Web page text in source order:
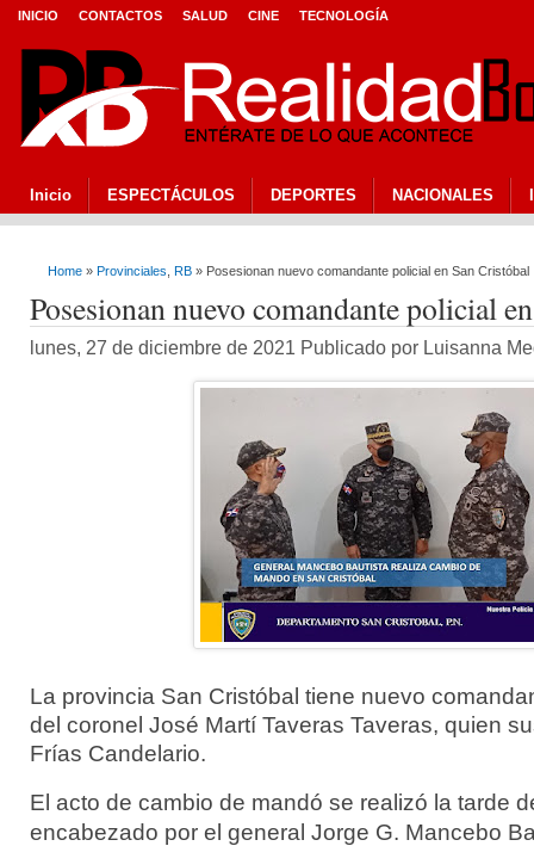
INICIO CONTACTOS SALUD CINE TECNOLOGÍA
Inicio ESPECTÁCULOS DEPORTES NACIONALES
Home » Provinciales RB » Posesionan nuevo comandante policial en San Cristóbal
Posesionan nuevo comandante policial
lunes, 27 de diciembre de 2021 Publicado por Luisanna
La provincia San Cristóbal tiene nuevo
del coronel José Martí Taveras Taveras, quien
Frías Candelario.
El acto de cambio de mandó se realizó la tarde
encabezado por el general Jorge G. Mancebo